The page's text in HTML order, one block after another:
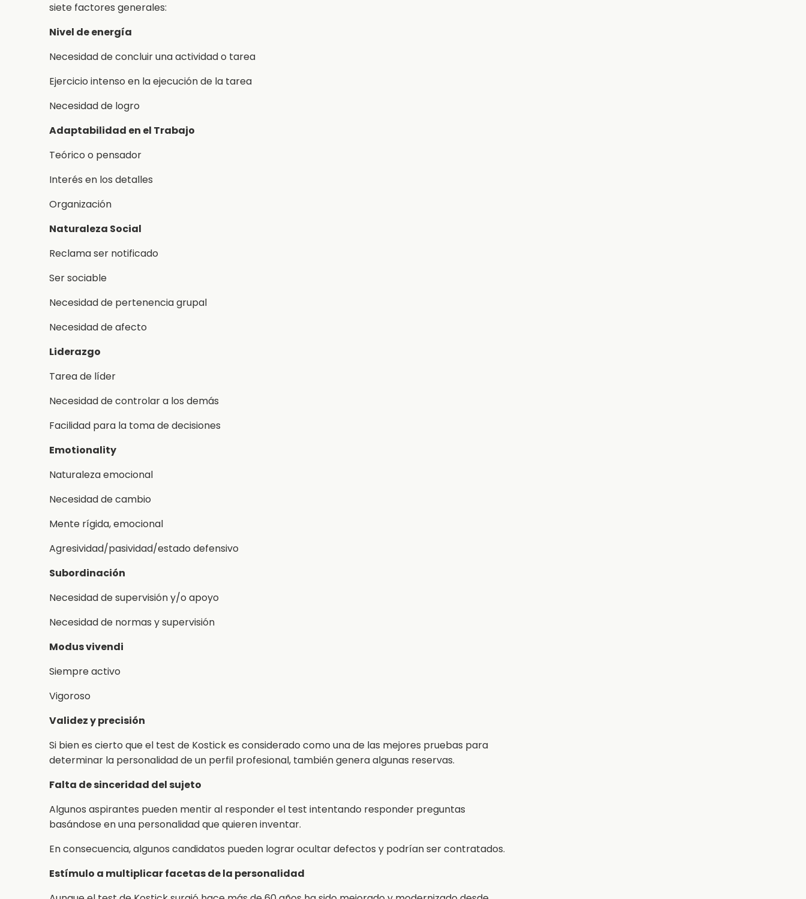
siete factores generales:
Nivel de energía
Necesidad de concluir una actividad o tarea
Ejercicio intenso en la ejecución de la tarea
Necesidad de logro
Adaptabilidad en el Trabajo
Teórico o pensador
Interés en los detalles
Organización
Naturaleza Social
Reclama ser notificado
Ser sociable
Necesidad de pertenencia grupal
Necesidad de afecto
Liderazgo
Tarea de líder
Necesidad de controlar a los demás
Facilidad para la toma de decisiones
Emotionality
Naturaleza emocional
Necesidad de cambio
Mente rígida, emocional
Agresividad/pasividad/estado defensivo
Subordinación
Necesidad de supervisión y/o apoyo
Necesidad de normas y supervisión
Modus vivendi
Siempre activo
Vigoroso
Validez y precisión
Si bien es cierto que el test de Kostick es considerado como una de las mejores pruebas para
determinar la personalidad de un perfil profesional, también genera algunas reservas.
Falta de sinceridad del sujeto
Algunos aspirantes pueden mentir al responder el test intentando responder preguntas
basándose en una personalidad que quieren inventar.
En consecuencia, algunos candidatos pueden lograr ocultar defectos y podrían ser contratados.
Estímulo a multiplicar facetas de la personalidad